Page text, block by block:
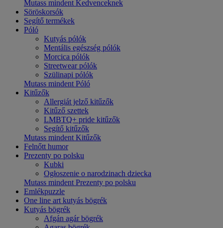
Mutass mindent Kedvenceknek
Söröskorsók
Segítő termékek
Póló
Kutyás pólók
Mentális egészség pólók
Morcica pólók
Streetwear pólók
Szülinapi pólók
Mutass mindent Póló
Kitűzők
Allergiát jelző kitűzők
Kitűző szettek
LMBTQ+ pride kitűzők
Segítő kitűzők
Mutass mindent Kitűzők
Felnőtt humor
Prezenty po polsku
Kubki
Ogłoszenie o narodzinach dziecka
Mutass mindent Prezenty po polsku
Emlékpuzzle
One line art kutyás bögrék
Kutyás bögrék
Afgán agár bögrék